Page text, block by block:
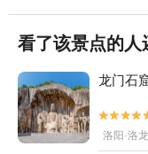
看了该景点的人
龙门石
洛阳·洛